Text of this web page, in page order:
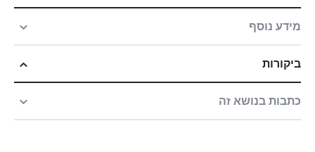
מידע נוסף
ביקורות
כתבות בנושא זה